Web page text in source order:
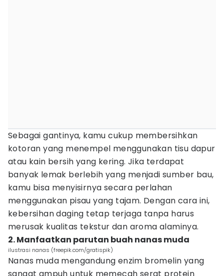
Sebagai gantinya, kamu cukup membersihkan
kotoran yang menempel menggunakan tisu dapur
atau kain bersih yang kering. Jika terdapat
banyak lemak berlebih yang menjadi sumber bau,
kamu bisa menyisirnya secara perlahan
menggunakan pisau yang tajam. Dengan cara ini,
kebersihan daging tetap terjaga tanpa harus
merusak kualitas tekstur dan aroma alaminya.
2. Manfaatkan parutan buah nanas muda
ilustrasi nanas (freepik.com/gratispik)
Nanas muda mengandung enzim bromelin yang